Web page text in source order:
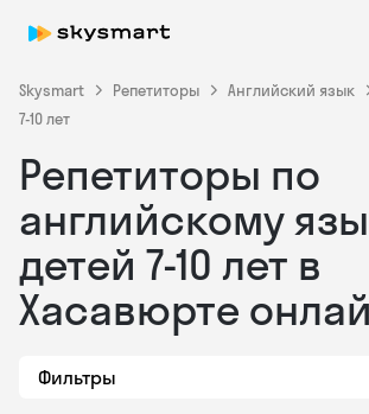
Skysmart Репетиторы Английский язык
7-10 лет
Репетиторы по
английскому
детей 7-10 лет в
Хасавюрте
Фильтры
Skysmart Chat